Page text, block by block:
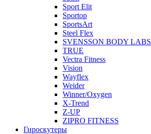
Sport Elit
Sportop
SportsArt
Steel Flex
SVENSSON BODY LABS
TRUE
Vectra Fitness
Vision
Wayflex
Weider
Winner/Oxygen
X-Trend
Z-UP
ZIPRO FITNESS
Гироскутеры